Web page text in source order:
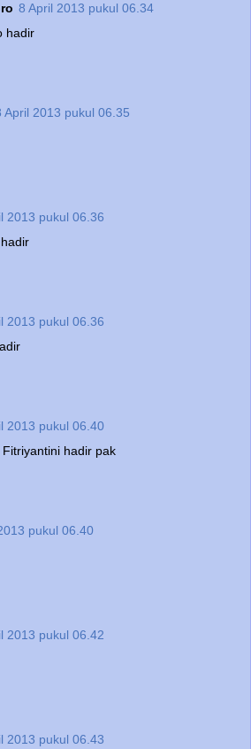
8 April 2013 pukul 06.34
hadir
April 2013 pukul 06.35
2013 pukul 06.36
2013 pukul 06.36
2013 pukul 06.40
hadir pak
pukul 06.40
2013 pukul 06.42
2013 pukul 06.43